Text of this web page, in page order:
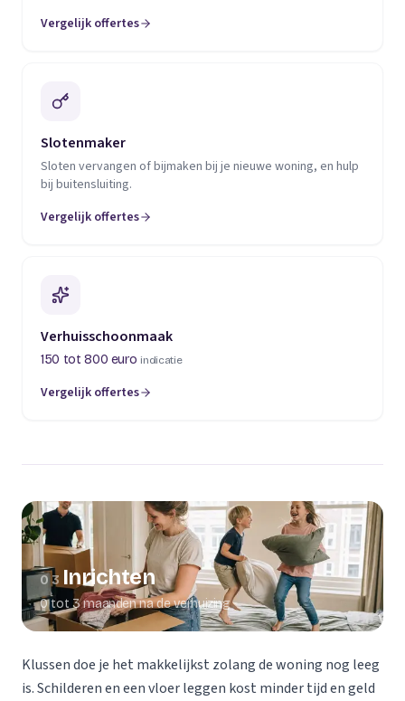
Vergelijk offertes
(opent in een nieuw tabblad)
Slotenmaker
Sloten vervangen of bijmaken bij je nieuwe woning, en hulp
bij buitensluiting.
Vergelijk offertes
(opent in een nieuw tabblad)
Verhuisschoonmaak
150 tot 800 euro indicatie
Vergelijk offertes
(opent in een nieuw tabblad)
03 Inrichten
0 tot 3 maanden na de verhuizing
Klussen doe je het makkelijkst zolang de woning nog leeg
is. Schilderen en een vloer leggen kost minder tijd en geld